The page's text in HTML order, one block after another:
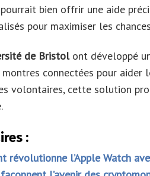
bien offrir une aide
pour maximiser les
de Bristolont développé
connectées pour aider
volontaires, cette solution
:
révolutionne l’Apple Watch